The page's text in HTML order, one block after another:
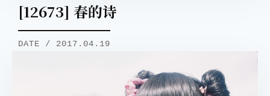
[12673] 春的诗
DATE / 2017.04.19